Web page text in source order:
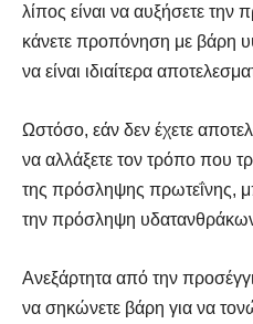
λίπος είναι να αυξήσετε
κάνετε προπόνηση με βάρη
να είναι ιδιαίτερα
Ωστόσο, εάν δεν έχετε
να αλλάξετε τον τρόπο που
της πρόσληψης πρωτεΐνης,
την πρόσληψη
Ανεξάρτητα από την
να σηκώνετε βάρη για να